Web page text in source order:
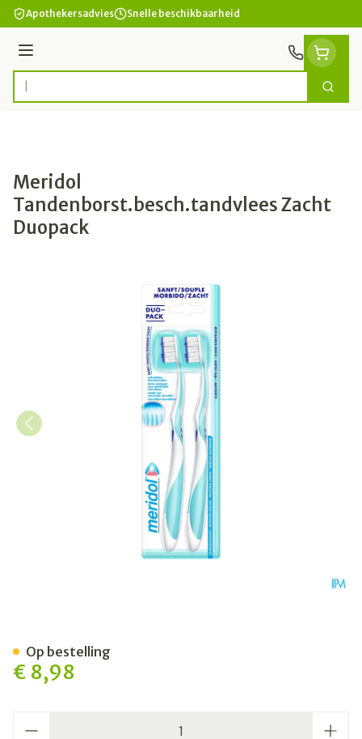
Ga naar de inhoud
Apothekersadvies Snelle beschikbaarheid
Menu
Product, merk, categorie... Zoek
Meridol
Tandenborst.besch.tandvlees Zacht
Duopack
€ 8,98
Op bestelling